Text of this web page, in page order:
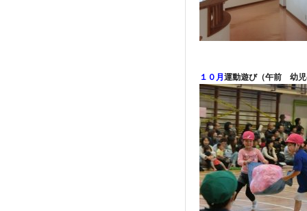
１０月 運動遊び（午前 幼児